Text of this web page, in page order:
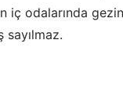
iç odalarında
sayılmaz.